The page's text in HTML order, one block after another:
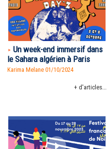
Un week-end immersif dans
le Sahara algérien à Paris
Karima Melane 01/10/2024
+ d'articles...